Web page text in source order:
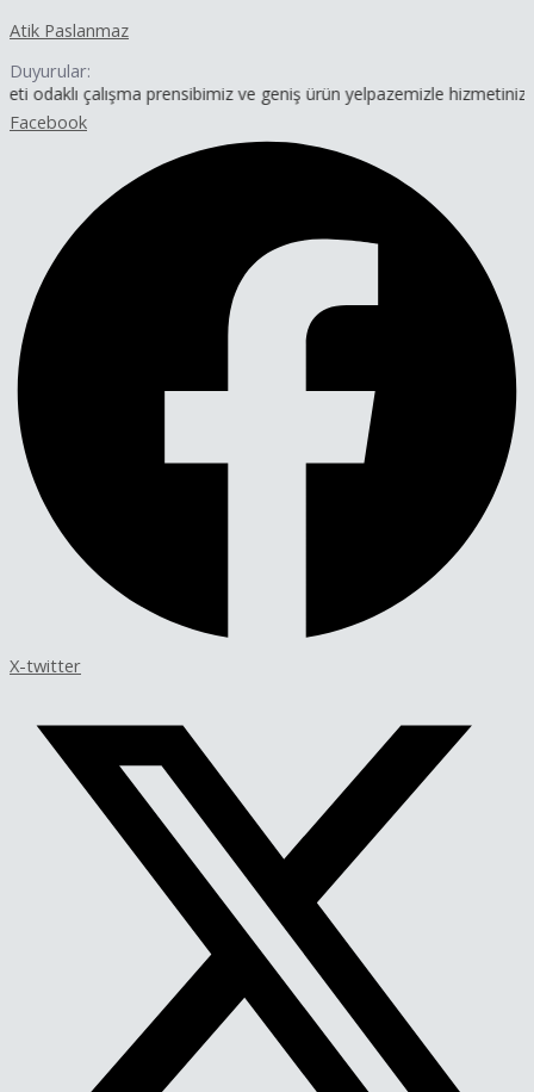
atla
Atik Paslanmaz
Duyurular:
çalışma prensibimiz ve geniş ürün yelpazemizle hizmetinizdeyiz.
Facebook
X-twitter
dolaşımı